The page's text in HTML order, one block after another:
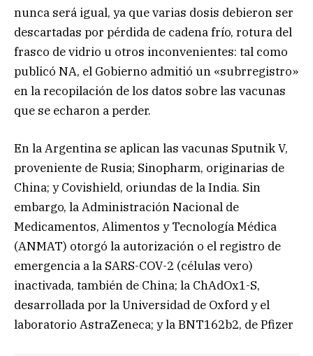
nunca será igual, ya que varias dosis debieron ser
descartadas por pérdida de cadena frío, rotura del
frasco de vidrio u otros inconvenientes: tal como
publicó NA, el Gobierno admitió un «subrregistro»
en la recopilación de los datos sobre las vacunas
que se echaron a perder.
En la Argentina se aplican las vacunas Sputnik V,
proveniente de Rusia; Sinopharm, originarias de
China; y Covishield, oriundas de la India. Sin
embargo, la Administración Nacional de
Medicamentos, Alimentos y Tecnología Médica
(ANMAT) otorgó la autorización o el registro de
emergencia a la SARS-COV-2 (células vero)
inactivada, también de China; la ChAdOx1-S,
desarrollada por la Universidad de Oxford y el
laboratorio AstraZeneca; y la BNT162b2, de Pfizer